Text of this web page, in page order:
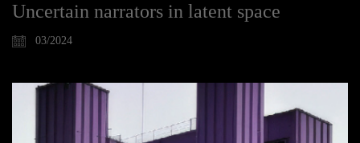
Uncertain narrators in latent space
03/2024